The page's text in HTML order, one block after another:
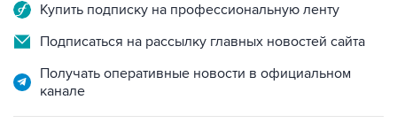
Купить подписку на профессиональную ленту
Подписаться на рассылку главных новостей сайта
Получать оперативные новости в официальном
канале